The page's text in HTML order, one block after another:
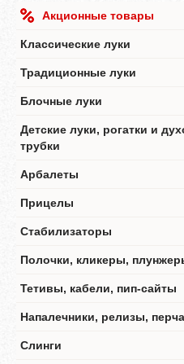
Акционные товары
Классические луки
Традиционные луки
Блочные луки
Детские луки, рогатки и
трубки
Арбалеты
Прицелы
Стабилизаторы
Полочки, кликеры,
Тетивы, кабели, пип-сайты
Напалечники, релизы,
Слинги